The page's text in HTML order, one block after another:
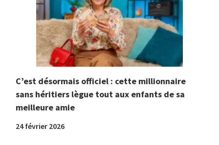
C’est désormais officiel : cette millionnaire
sans héritiers lègue tout aux enfants de sa
meilleure amie
24 février 2026